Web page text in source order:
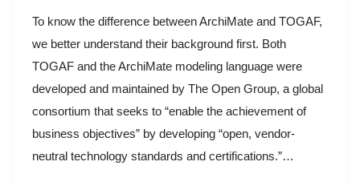
To know the difference between ArchiMate and TOGAF,
we better understand their background first. Both
TOGAF and the ArchiMate modeling language were
developed and maintained by The Open Group, a global
consortium that seeks to “enable the achievement of
business objectives” by developing “open, vendor-
neutral technology standards and certifications.”…